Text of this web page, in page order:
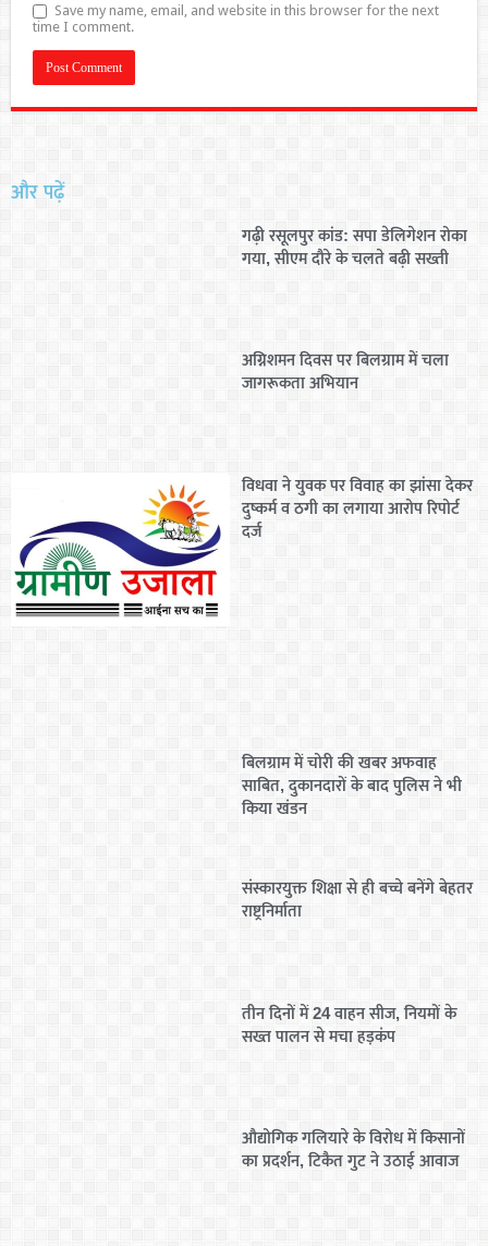
Save my name, email, and website in this browser for the next
time I comment.
और पढ़ें
गढ़ी रसूलपुर कांड: सपा डेलिगेशन रोका
गया, सीएम दौरे के चलते बढ़ी सख्ती
अग्निशमन दिवस पर बिलग्राम में चला
जागरूकता अभियान
विधवा ने युवक पर विवाह का झांसा देकर
दुष्कर्म व ठगी का लगाया आरोप रिपोर्ट
दर्ज
बिलग्राम में चोरी की खबर अफवाह
साबित, दुकानदारों के बाद पुलिस ने भी
किया खंडन
संस्कारयुक्त शिक्षा से ही बच्चे बनेंगे बेहतर
राष्ट्रनिर्माता
तीन दिनों में 24 वाहन सीज, नियमों के
सख्त पालन से मचा हड़कंप
औद्योगिक गलियारे के विरोध में किसानों
का प्रदर्शन, टिकैत गुट ने उठाई आवाज